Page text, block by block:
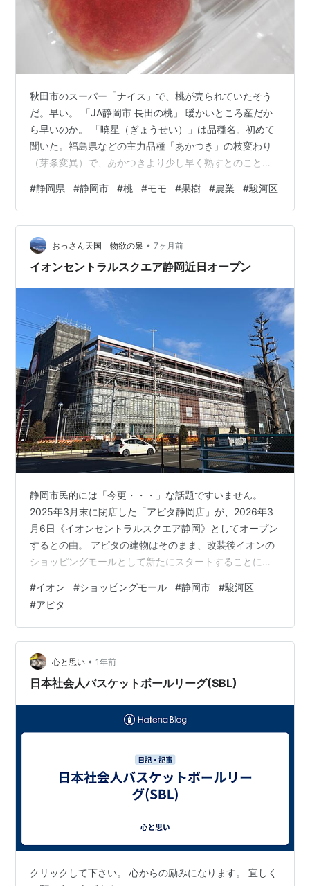
秋田市のスーパー「ナイス」で、桃が売られていたそう
だ。早い。 「JA静岡市 長田の桃」 暖かいところ産だか
ら早いのか。 「暁星（ぎょうせい）」は品種名。初めて
聞いた。福島県などの主力品種「あかつき」の枝変わり
（芽条変異）で、あかつきより少し早く熟すとのこと。
年。思ったより古い品種。秋田であかつきの名を聞くよ
うになったのは、1990年代後半だったと記憶する。 今年
の初物は、程よい柔らかさで甘くておいしいかった。言
われてみれば、あかつきの味かな。【29日品種・桃の硬
軟は好みが分かれ、僕は柔らかいものが好き。あかつき
#静岡県 #静岡市 #桃 #モモ #果樹 #農業 #駿河区
おっさん天国 物欲の泉 • 7ヶ月前
イオンセントラルスクエア静岡近日オープン
静岡市民的には「今更・・・」な話題ですいません。
2025年3月末に閉店した「アピタ静岡店」が、2026年3
月6日《イオンセントラルスクエア静岡》としてオープン
するとの由。 アピタの建物はそのまま、改装後イオンの
ショッピングモールとして新たにスタートすることにな
は食品や生活雑貨の売り場、フードコートなどが設置さ
れています。 ・マクドナルド（ハンバーガー） ※2026年
4月オープン予定・銀座惣菜店（焼き鳥） ★静岡県初出
店・築地銀だこ（たこ焼）・とんかつ新宿さぼてん（と
んかつ）・ミスタードーナツ（ドーナツ） ◎地元企業・
サーティワンアイスク…
#イオン #ショッピングモール #静岡市 #駿河区
#アピタ
心と思い • 1年前
日本社会人バスケットボールリーグ(SBL)
クリックして下さい。 心からの励みになります。 宜しく